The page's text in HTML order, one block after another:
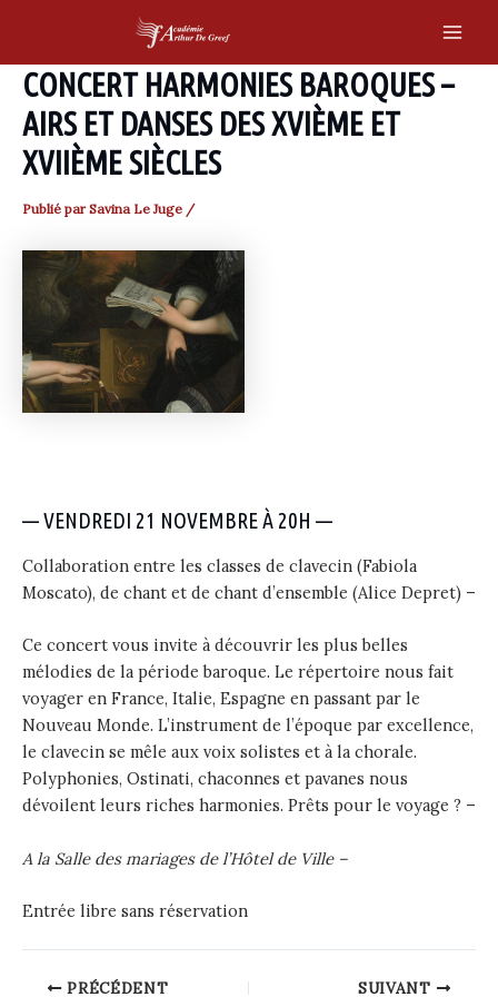
content
CONCERT HARMONIES BAROQUES –
AIRS ET DANSES DES XVIÈME ET
XVIIÈME SIÈCLES
Publié par Savina Le Juge /
— VENDREDI 21 NOVEMBRE À 20H —
Collaboration entre les classes de clavecin (Fabiola
Moscato), de chant et de chant d’ensemble (Alice Depret) –
Ce concert vous invite à découvrir les plus belles
mélodies de la période baroque. Le répertoire nous fait
voyager en France, Italie, Espagne en passant par le
Nouveau Monde. L’instrument de l’époque par excellence,
le clavecin se mêle aux voix solistes et à la chorale.
Polyphonies, Ostinati, chaconnes et pavanes nous
dévoilent leurs riches harmonies. Prêts pour le voyage ? –
A la Salle des mariages de l’Hôtel de Ville –
Entrée libre sans réservation
Post PRÉCÉDENT SUIVANT